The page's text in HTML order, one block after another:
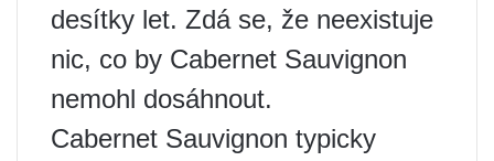
desítky let. Zdá se, že neexistuje
nic, co by Cabernet Sauvignon
nemohl dosáhnout.
Cabernet Sauvignon typicky